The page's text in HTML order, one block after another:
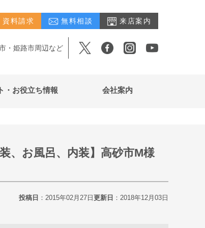
資料請求 無料相談 来店案内
・姫路市周辺など
・お役立ち情報 会社案内
、お風呂、内装】高砂市M様
投稿日 ：2015年02月27日 更新日 ：2018年12月03日